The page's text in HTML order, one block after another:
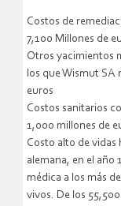
Costos de
7,100 Millones de
Otros yacimientos
los que Wismut SA
euros
Costos sanitarios
1,000 millones de
Costo alto de vidas
alemana, en el año
médica a los más
vivos. De los